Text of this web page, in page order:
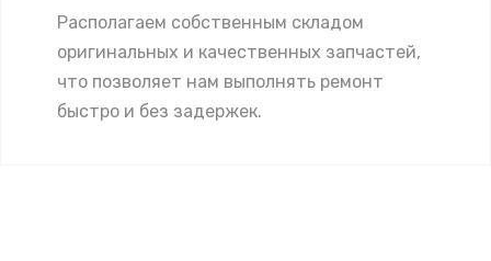
Располагаем собственным складом
оригинальных и качественных запчастей,
что позволяет нам выполнять ремонт
быстро и без задержек.